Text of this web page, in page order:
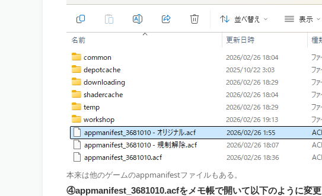
本来は他のゲームのappmanifestファイルもある。
④appmanifest_3681010.acfをメモ帳で開いて以下のように変更